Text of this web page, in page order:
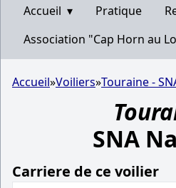
Accueil ▾ Pratique
Association "Cap Horn au
Accueil»Voiliers»Touraine -
SNA
Carriere de ce voilier